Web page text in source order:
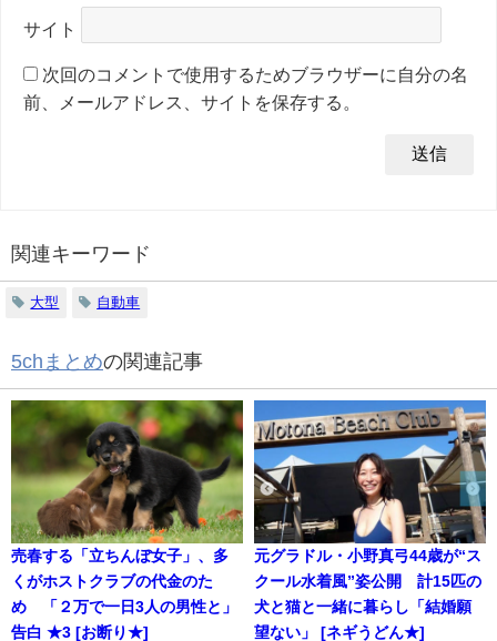
サイト
次回のコメントで使用するためブラウザーに自分の名
前、メールアドレス、サイトを保存する。
関連キーワード
大型 自動車
5chまとめの関連記事
売春する「立ちんぼ女子」、多
くがホストクラブの代金のた
め 「２万で一日3人の男性と」
告白 ★3 [お断り★]
元グラドル・小野真弓44歳が“ス
クール水着風”姿公開 計15匹の
犬と猫と一緒に暮らし「結婚願
望ない」 [ネギうどん★]